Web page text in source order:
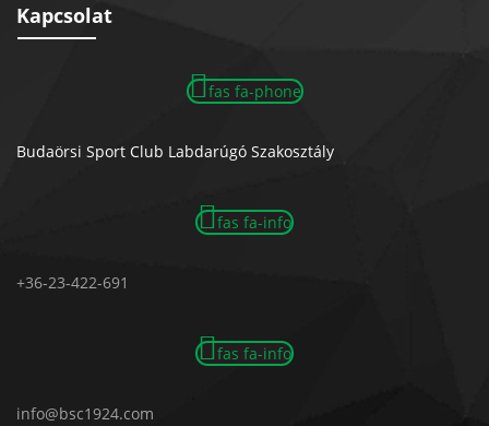
Kapcsolat
fas fa-phone
Budaörsi Sport Club Labdarúgó Szakosztály
fas fa-info
+36-23-422-691
fas fa-info
info@bsc1924.com